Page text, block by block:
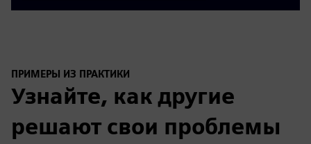
ПРИМЕРЫ ИЗ ПРАКТИКИ
Узнайте, как другие
решают свои проблемы